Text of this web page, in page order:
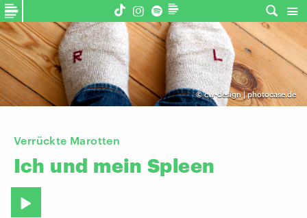
©cw-design | photocase.de
Verrückte Marotten
Ich und mein Spleen